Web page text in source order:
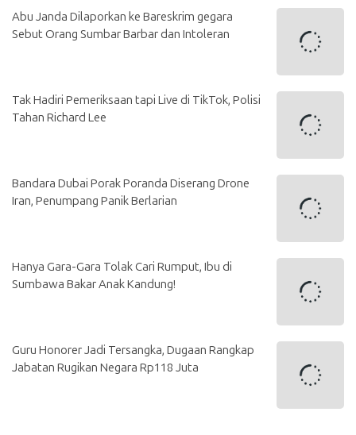
Abu Janda Dilaporkan ke Bareskrim gegara
Sebut Orang Sumbar Barbar dan Intoleran
Tak Hadiri Pemeriksaan tapi Live di TikTok, Polisi
Tahan Richard Lee
Bandara Dubai Porak Poranda Diserang Drone
Iran, Penumpang Panik Berlarian
Hanya Gara-Gara Tolak Cari Rumput, Ibu di
Sumbawa Bakar Anak Kandung!
Guru Honorer Jadi Tersangka, Dugaan Rangkap
Jabatan Rugikan Negara Rp118 Juta